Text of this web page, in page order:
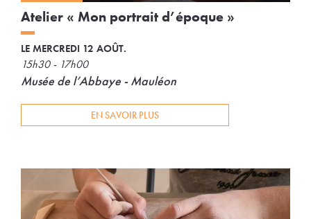
Atelier « Mon portrait d’époque »
LE MERCREDI 12 AOÛT.
15h30 - 17h00
Musée de l’Abbaye - Mauléon
EN SAVOIR PLUS